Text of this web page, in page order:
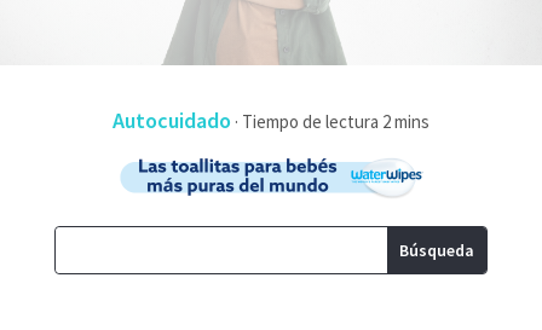
Autocuidado ·